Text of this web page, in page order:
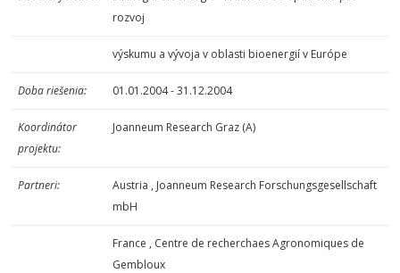
rozvoj
výskumu a vývoja v oblasti bioenergií v Európe
Doba riešenia: 01.01.2004 - 31.12.2004
Koordinátor
projektu:
Joanneum Research Graz (A)
Partneri:
Austria , Joanneum Research Forschungsgesellschaft
mbH
France , Centre de recherchaes Agronomiques de
Gembloux